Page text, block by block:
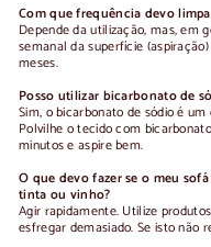
Com que frequência devo
Depende da utilização, mas, em
semanal da superfície
meses.
Posso utilizar bicarbonato de
Sim, o bicarbonato de sódio é
Polvilhe o tecido com
minutos e aspire bem.
O que devo fazer se o meu
tinta ou vinho?
Agir rapidamente. Utilize
esfregar demasiado. Se isto não